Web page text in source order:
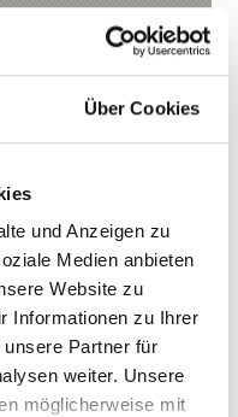
Über Cookies
und Anzeigen zu
Medien anbieten
Website zu
Informationen zu Ihrer
Partner für
weiter. Unsere
möglicherweise mit